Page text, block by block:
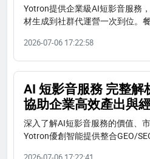
Yotron提供企業級AI短影音服務
材生成到社群代運營一次到位。
2026-07-06 17:22:58
AI 短影音服務 完整解
協助企業高效產出與
深入了解AI短影音服務的價值、
Yotron優創智能提供整合GEO/